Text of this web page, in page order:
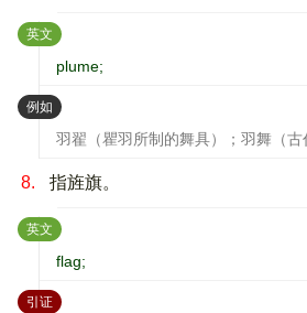
英文 ：
plume;
例如 ：
羽翟（瞿羽所制的舞具）；羽舞（古
8. 指旌旗。
英文 ：
flag;
引证：